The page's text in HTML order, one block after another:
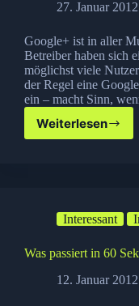
27. Januar 2012
Google+ ist in aller
Betreiber haben sich
möglichst viele
der Regel eine
ein – macht Sinn,
Weiterlesen
Google+
Interessant
Was passiert in 60
12. Januar 2012